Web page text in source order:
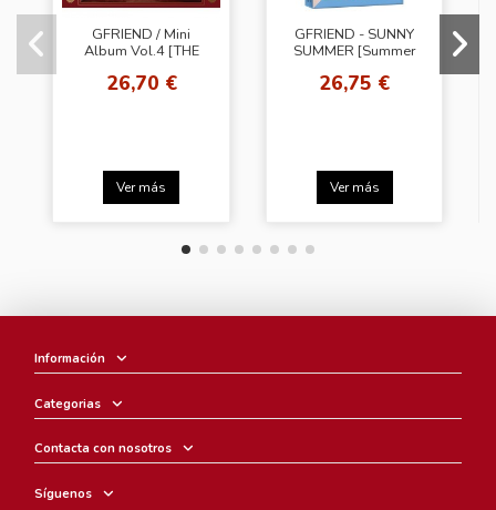
GFRIEND / Mini
Album Vol.4 [THE
ver.)
26,70 €
Ver más
GFRIEND - SUNNY
SUMMER [Summer
26,75 €
Ver más
Información
Categorias
Contacta con nosotros
Síguenos